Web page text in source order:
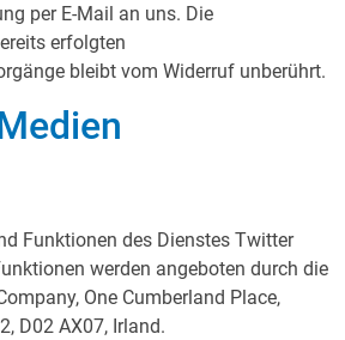
per E-Mail an uns. Die
erfolgten
bleibt vom Widerruf unberührt.
Funktionen des Dienstes Twitter
werden angeboten durch die
One Cumberland Place,
D02 AX07, Irland.